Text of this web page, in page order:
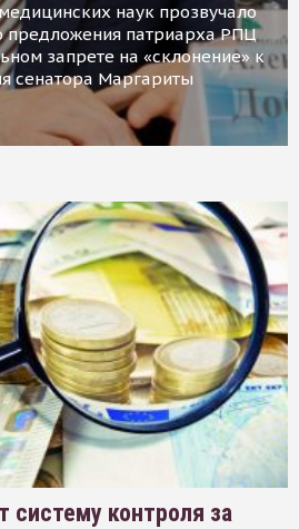
наук прозвучало
предложения патриарха РПЦ
запрете на «склонение» к
сенатора Маргариты
систему контроля за